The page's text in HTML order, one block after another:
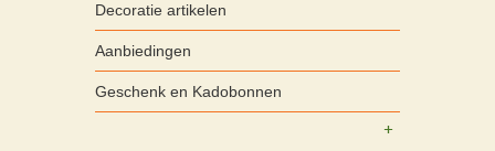
Decoratie artikelen
Aanbiedingen
Geschenk en Kadobonnen